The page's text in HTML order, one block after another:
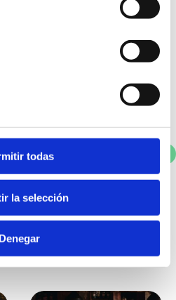
todas
la selección
Denegar
fases:
parte de las especies que no
auroctonas a fin de
que devuelva la
DE LA AZUCENA
puede